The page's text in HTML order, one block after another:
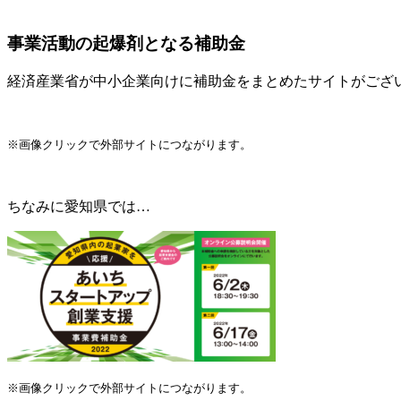
事業活動の起爆剤となる補助金
経済産業省が中小企業向けに補助金をまとめたサイトがござ
※画像クリックで外部サイトにつながります。
ちなみに愛知県では…
※画像クリックで外部サイトにつながります。